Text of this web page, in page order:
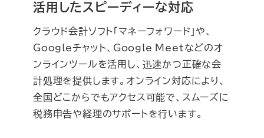
活用したスピーディーな対応
クラウド会計ソフト「マネーフォワード」や、
Googleチャット、Google Meetなどのオ
ンラインツールを活用し、迅速かつ正確な会
計処理を提供します。オンライン対応により、
全国どこからでもアクセス可能で、スムーズに
税務申告や経理のサポートを行います。